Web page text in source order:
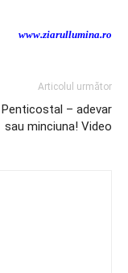
www.ziarullumina.ro
Articolul următor
– adevar
sau minciuna! Video